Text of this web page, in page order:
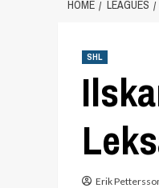
HOME LEAGUES
SHL
Erik